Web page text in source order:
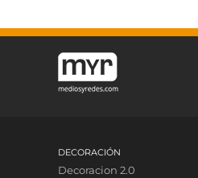
DECORACIÓN
Decoracion 2.0